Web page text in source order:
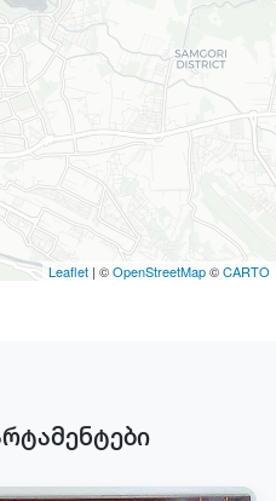
Leaflet | ©OpenStreetMap©CARTO